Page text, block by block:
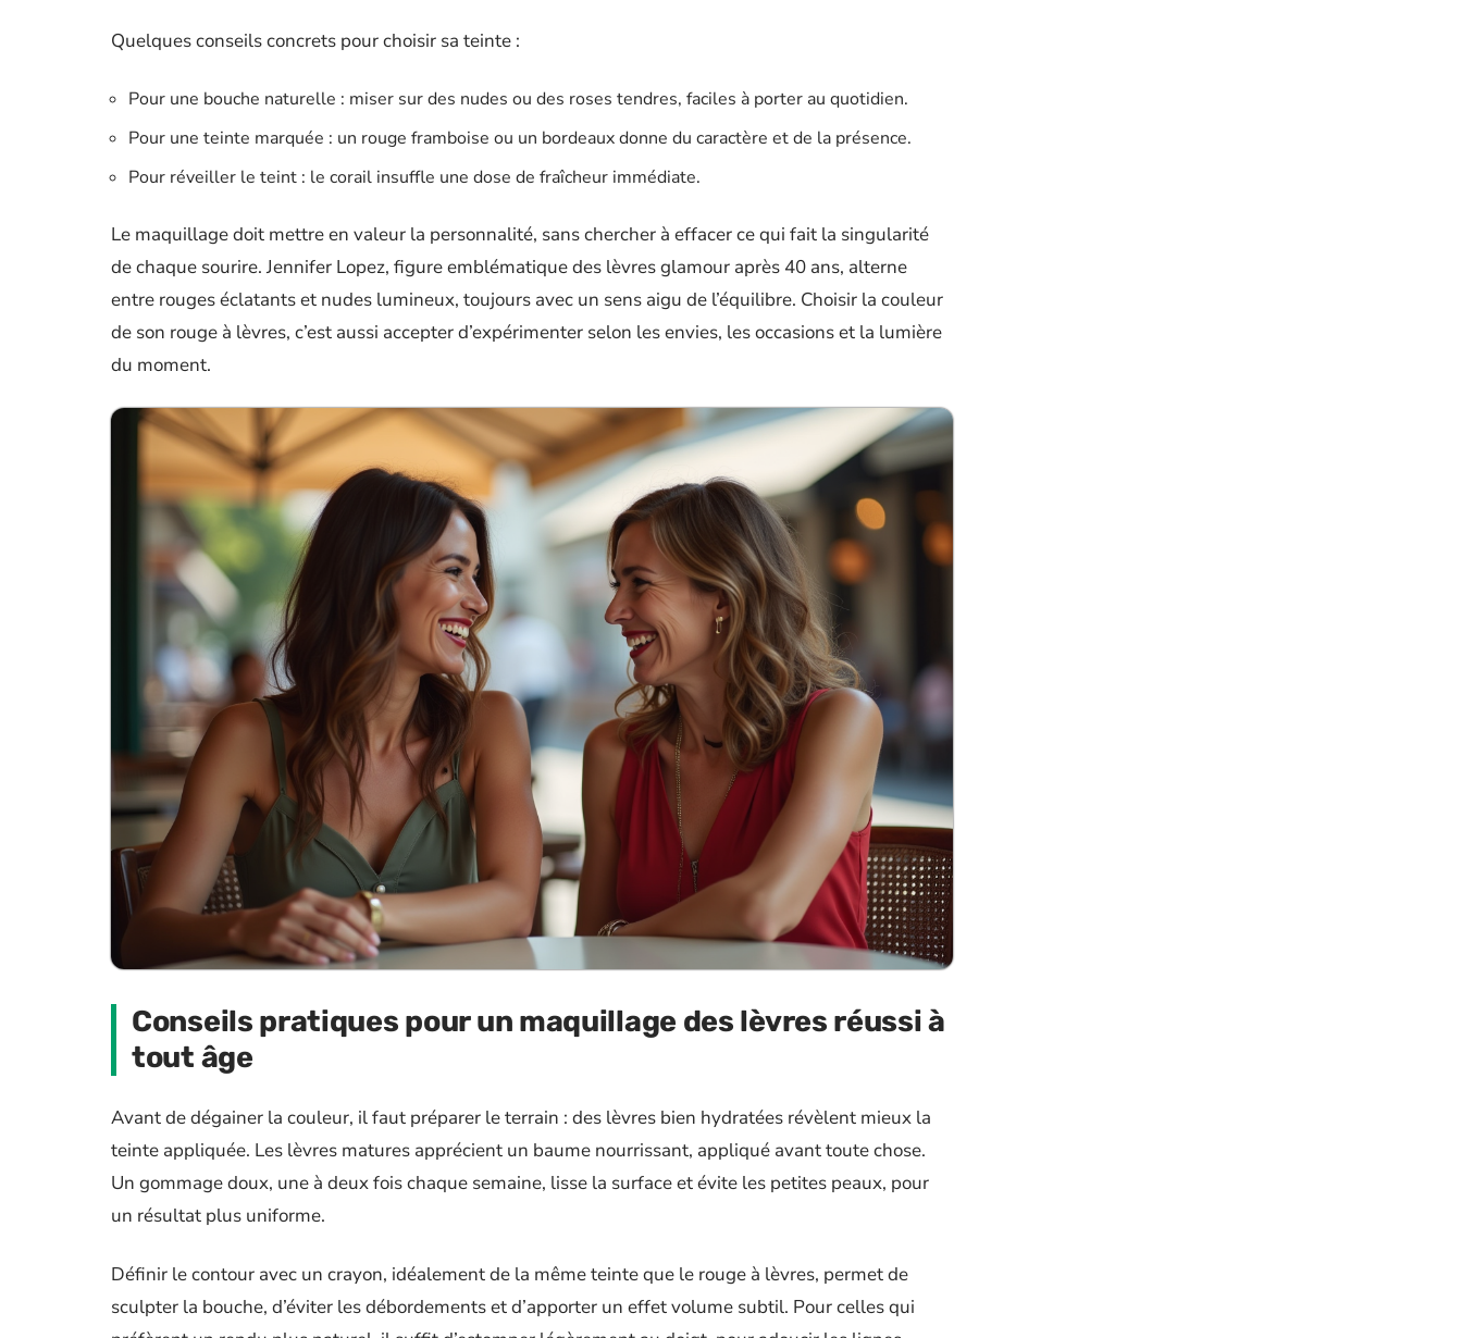
Quelques conseils concrets pour choisir sa teinte :
Pour une bouche naturelle : miser sur des nudes ou des roses tendres, faciles à porter au quotidien.
Pour une teinte marquée : un rouge framboise ou un bordeaux donne du caractère et de la présence.
Pour réveiller le teint : le corail insuffle une dose de fraîcheur immédiate.
Le maquillage doit mettre en valeur la personnalité, sans chercher à effacer ce qui fait la singularité
de chaque sourire. Jennifer Lopez, figure emblématique des lèvres glamour après 40 ans, alterne
entre rouges éclatants et nudes lumineux, toujours avec un sens aigu de l’équilibre. Choisir la couleur
de son rouge à lèvres, c’est aussi accepter d’expérimenter selon les envies, les occasions et la lumière
du moment.
Conseils pratiques pour un maquillage des lèvres réussi à
tout âge
Avant de dégainer la couleur, il faut préparer le terrain : des lèvres bien hydratées révèlent mieux la
teinte appliquée. Les lèvres matures apprécient un baume nourrissant, appliqué avant toute chose.
Un gommage doux, une à deux fois chaque semaine, lisse la surface et évite les petites peaux, pour
un résultat plus uniforme.
Définir le contour avec un crayon, idéalement de la même teinte que le rouge à lèvres, permet de
sculpter la bouche, d’éviter les débordements et d’apporter un effet volume subtil. Pour celles qui